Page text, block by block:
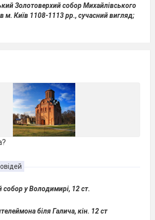
Золотоверхий собор Михайлівського
м. Київ 1108-1113 рр., сучасний вигляд;
собор у Володимирі, 12 ст.
біля Галича, кін. 12 ст